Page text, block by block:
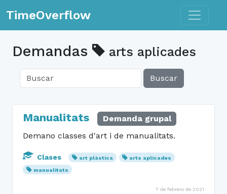
TimeOverflow Toggle
Demandas arts aplicades
Buscar
Manualitats
Demanda grupal
Demano classes d'art i de manualitats.
Clases art plàstica
arts aplicades
manualitats
7 de febrero de 2021